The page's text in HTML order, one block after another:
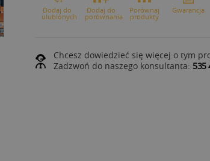
Dodaj do
ulubionych
Dodaj do
porównania
Porównaj
produkty
Gwarancja
Chcesz dowiedzieć się więcej o tym
Zadzwoń do naszego konsultanta: 535